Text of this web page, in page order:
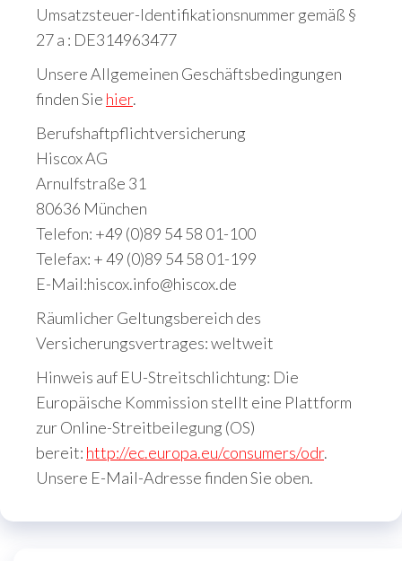
Umsatzsteuer-Identifikationsnummer gemäß §
27 a : DE314963477
Unsere Allgemeinen Geschäftsbedingungen
finden Sie hier.
Berufshaftpflichtversicherung
Hiscox AG
Arnulfstraße 31
80636 München
Telefon: +49 (0)89 54 58 01-100
Telefax: + 49 (0)89 54 58 01-199
E-Mail:hiscox.info@hiscox.de
Räumlicher Geltungsbereich des
Versicherungsvertrages: weltweit
Hinweis auf EU-Streitschlichtung: Die
Europäische Kommission stellt eine Plattform
zur Online-Streitbeilegung (OS)
bereit: http://ec.europa.eu/consumers/odr.
Unsere E-Mail-Adresse finden Sie oben.